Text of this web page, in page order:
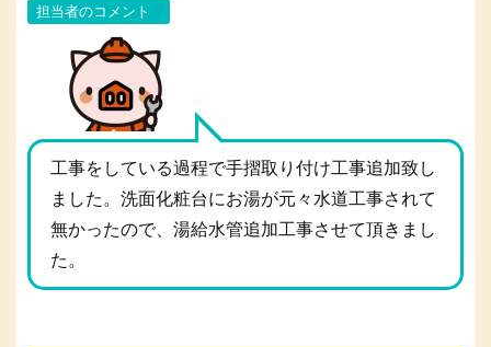
担当者のコメント
工事をしている過程で手摺取り付け工事追加致し
ました。洗面化粧台にお湯が元々水道工事されて
無かったので、湯給水管追加工事させて頂きまし
た。